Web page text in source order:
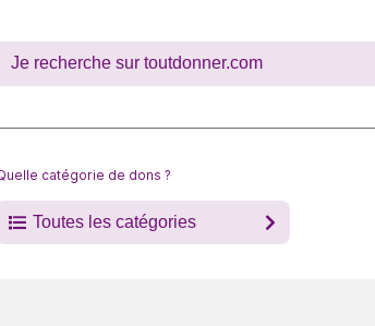
catégorie de dons ?
Toutes les catégories